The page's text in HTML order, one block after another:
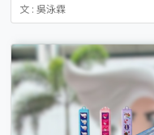
文 : 吳泳霖